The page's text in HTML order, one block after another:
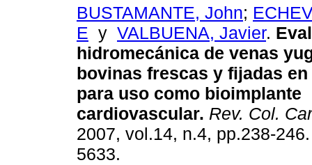
BUSTAMANTE, John;
E y VALBUENA, Javier.
hidromecánica de venas
bovinas frescas y fijadas
para uso como bioimplante
cardiovascular. Rev. Col.
2007, vol.14, n.4, pp.238-
5633.